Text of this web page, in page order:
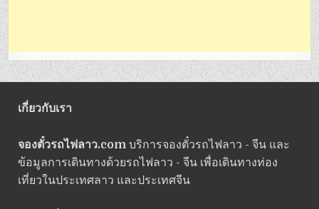
เกี่ยวกับเรา
จองตั๋วรถไฟลาว.com บริการจองตั๋วรถไฟลาว - จีน และ
ข้อมูลการเดินทางด้วยรถไฟลาว - จีน เพื่อเดินทางท่อง
เที่ยวในประเทศลาว และประเทศจีน